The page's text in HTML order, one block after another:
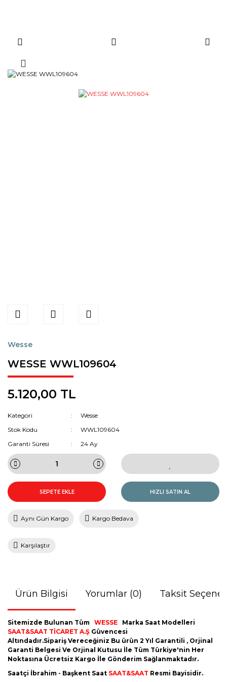
Wesse
WESSE WWL109604
5.120,00 TL
Kategori
Wesse
Stok Kodu
WWL109604
Garanti Süresi
24 Ay
SEPETE EKLE HIZLI SATIN AL
Aynı Gün Kargo Kargo Bedava
Karşılaştır
Ürün Bilgisi Yorumlar (0) Taksit
Sitemizde Bulunan Tüm WESSE
Marka Saat Modelleri
SAAT&SAAT TİCARET A.Ş Güvencesi
Altındadır.Sipariş Vereceğiniz Bu ürün 2 Yıl Garantili , Orjinal
Garanti Belgesi Ve Orjinal Kutusu İle Tüm Türkiye'nin Her
Noktasına Ücretsiz Kargo İle Gönderim Sağlanmaktadır.
Saatçi İbrahim - Başkent Saat SAAT&SAAT Resmi Bayisidir.